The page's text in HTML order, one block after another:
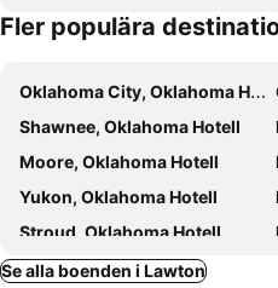
Fler populära
Oklahoma City, Oklahoma Hotell
Shawnee, Oklahoma Hotell
Moore, Oklahoma Hotell
Yukon, Oklahoma Hotell
Stroud, Oklahoma Hotell
Miami Beach, Florida Hotell
Se alla boenden i Lawton